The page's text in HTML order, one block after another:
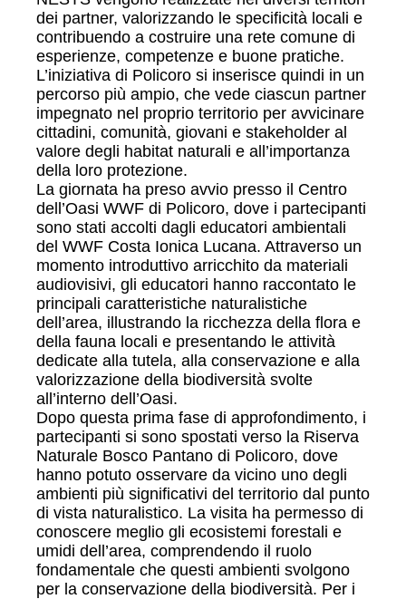
dei partner, valorizzando le specificità locali e
contribuendo a costruire una rete comune di
esperienze, competenze e buone pratiche.
L’iniziativa di Policoro si inserisce quindi in un
percorso più ampio, che vede ciascun partner
impegnato nel proprio territorio per avvicinare
cittadini, comunità, giovani e stakeholder al
valore degli habitat naturali e all’importanza
della loro protezione.
La giornata ha preso avvio presso il Centro
dell’Oasi WWF di Policoro, dove i partecipanti
sono stati accolti dagli educatori ambientali
del WWF Costa Ionica Lucana. Attraverso un
momento introduttivo arricchito da materiali
audiovisivi, gli educatori hanno raccontato le
principali caratteristiche naturalistiche
dell’area, illustrando la ricchezza della flora e
della fauna locali e presentando le attività
dedicate alla tutela, alla conservazione e alla
valorizzazione della biodiversità svolte
all’interno dell’Oasi.
Dopo questa prima fase di approfondimento, i
partecipanti si sono spostati verso la Riserva
Naturale Bosco Pantano di Policoro, dove
hanno potuto osservare da vicino uno degli
ambienti più significativi del territorio dal punto
di vista naturalistico. La visita ha permesso di
conoscere meglio gli ecosistemi forestali e
umidi dell’area, comprendendo il ruolo
fondamentale che questi ambienti svolgono
per la conservazione della biodiversità. Per i